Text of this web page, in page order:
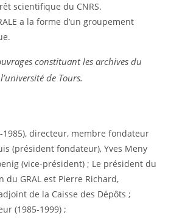
scientifique du CNRS.
a la forme d’un groupement
constituant les archives du
de Tours.
1985), directeur, membre fondateur
(président fondateur), Yves Meny
(vice-président) ; Le président du
du GRAL est Pierre Richard,
de la Caisse des Dépôts ;
(1985-1999) ;